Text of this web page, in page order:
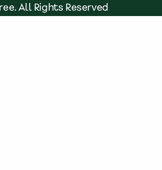
All Rights Reserved